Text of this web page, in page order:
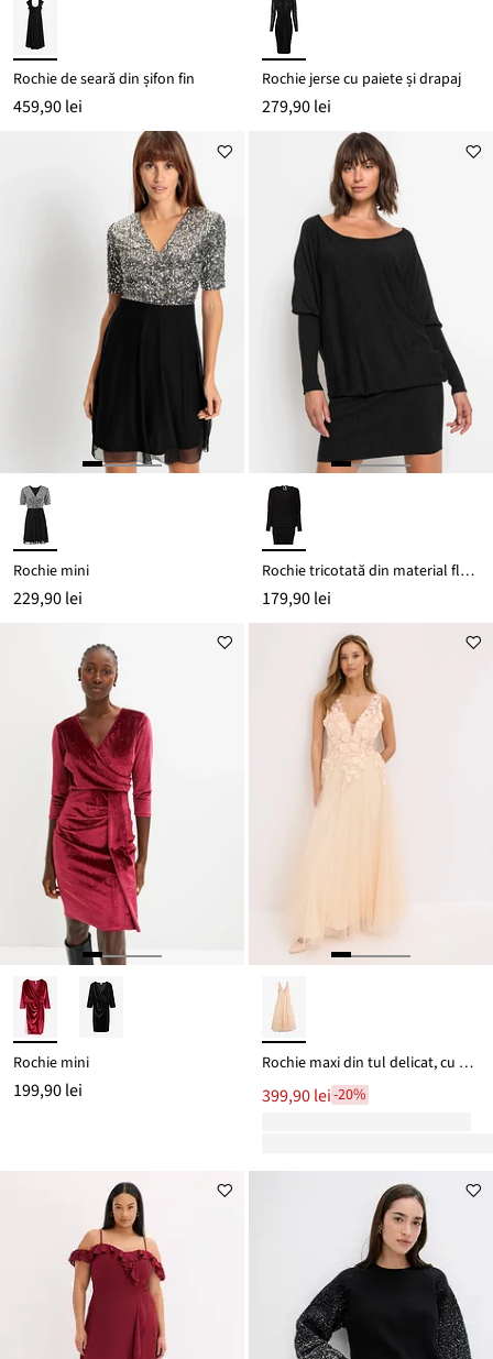
Rochie de seară din șifon fin
459,90 lei
Rochie jerse cu paiete și drapaj
279,90 lei
Rochie mini
229,90 lei
Rochie tricotată din material fluid cu viscoză
179,90 lei
Rochie mini
199,90 lei
Rochie maxi din tul delicat, cu aplicații florale
399,90 lei-20%